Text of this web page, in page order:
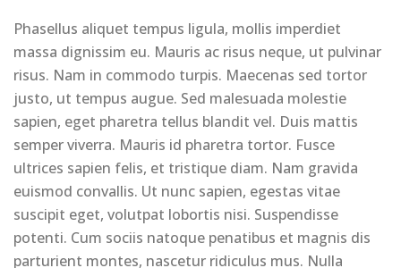
Phasellus aliquet tempus ligula, mollis imperdiet
massa dignissim eu. Mauris ac risus neque, ut pulvinar
risus. Nam in commodo turpis. Maecenas sed tortor
justo, ut tempus augue. Sed malesuada molestie
sapien, eget pharetra tellus blandit vel. Duis mattis
semper viverra. Mauris id pharetra tortor. Fusce
ultrices sapien felis, et tristique diam. Nam gravida
euismod convallis. Ut nunc sapien, egestas vitae
suscipit eget, volutpat lobortis nisi. Suspendisse
potenti. Cum sociis natoque penatibus et magnis dis
parturient montes, nascetur ridiculus mus. Nulla